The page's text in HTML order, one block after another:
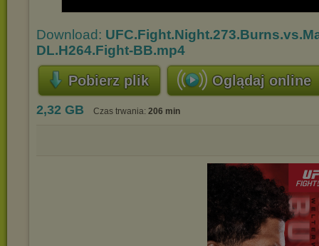
Download:
DL.H264.Fight-BB.mp4
Pobierz plik Oglądaj online
2,32 GB Czas trwania: 206 min